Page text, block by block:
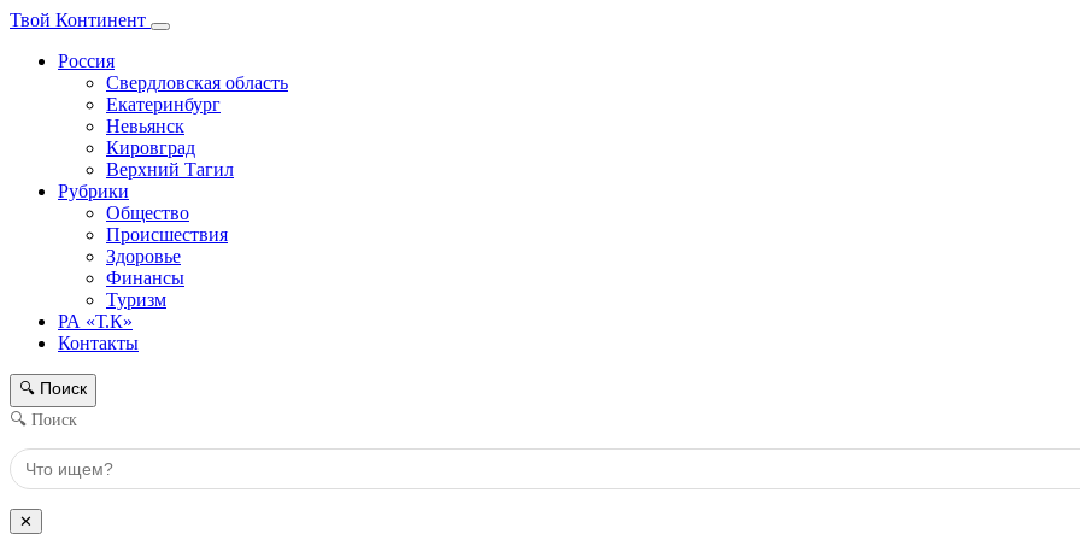
Твой Континент
Россия
Свердловская область
Екатеринбург
Невьянск
Кировград
Верхний Тагил
Рубрики
Общество
Происшествия
Здоровье
Финансы
Туризм
РА «Т.К»
Контакты
🔍 Поиск
🔍 Поиск
✕